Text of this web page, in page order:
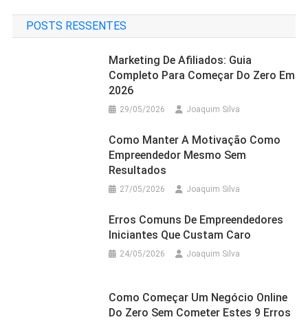
POSTS RESSENTES
Marketing De Afiliados: Guia
Completo Para Começar Do Zero Em
2026
29/05/2026 Joaquim Silva
Como Manter A Motivação Como
Empreendedor Mesmo Sem
Resultados
27/05/2026 Joaquim Silva
Erros Comuns De Empreendedores
Iniciantes Que Custam Caro
24/05/2026 Joaquim Silva
Como Começar Um Negócio Online
Do Zero Sem Cometer Estes 9 Erros